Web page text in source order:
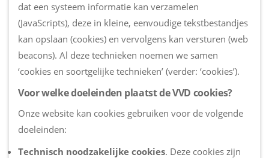
dat een systeem informatie kan verzamelen
(JavaScripts), deze in kleine, eenvoudige tekstbestandjes
kan opslaan (cookies) en vervolgens kan versturen (web
beacons). Al deze technieken noemen we samen
‘cookies en soortgelijke technieken’ (verder: ‘cookies’).
Voor welke doeleinden plaatst de VVD cookies?
Onze website kan cookies gebruiken voor de volgende
doeleinden:
Technisch noodzakelijke cookies. Deze cookies zijn